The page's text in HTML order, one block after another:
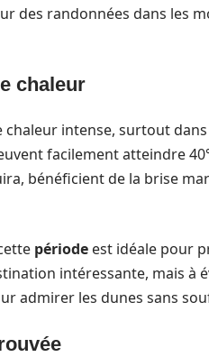
des randonnées dans les
chaleur
chaleur intense, surtout
facilement atteindre
bénéficient de la brise
période est idéale pour
intéressante, mais à
admirer les dunes sans